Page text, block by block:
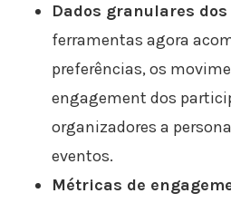
Dados granulares
ferramentas agora
preferências, os
engagement dos
organizadores a
eventos.
Métricas de